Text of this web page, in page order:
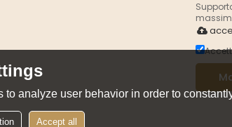
analyze user behavior in order to
Accept all